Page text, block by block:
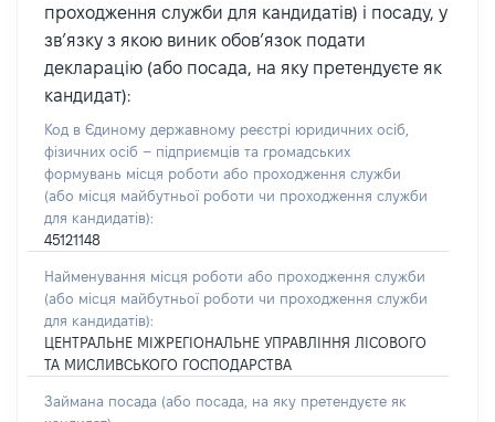
проходження служби для кандидатів) і посаду, у
зв’язку з якою виник обов’язок подати
декларацію (або посада, на яку претендуєте як
кандидат):
Код в Єдиному державному реєстрі юридичних осіб,
фізичних осіб – підприємців та громадських
формувань місця роботи або проходження служби
(або місця майбутньої роботи чи проходження служби
для кандидатів):
45121148
Найменування місця роботи або проходження служби
(або місця майбутньої роботи чи проходження служби
для кандидатів):
ЦЕНТРАЛЬНЕ МІЖРЕГІОНАЛЬНЕ УПРАВЛІННЯ ЛІСОВОГО
ТА МИСЛИВСЬКОГО ГОСПОДАРСТВА
Займана посада (або посада, на яку претендуєте як